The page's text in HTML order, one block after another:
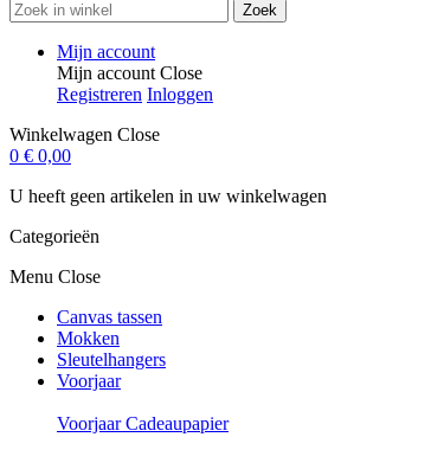
Zoek
Mijn account
Mijn account Close
Registreren Inloggen
Winkelwagen Close
0 € 0,00
U heeft geen artikelen in uw winkelwagen
Categorieën
Menu Close
Canvas tassen
Mokken
Sleutelhangers
Voorjaar
Voorjaar Cadeaupapier